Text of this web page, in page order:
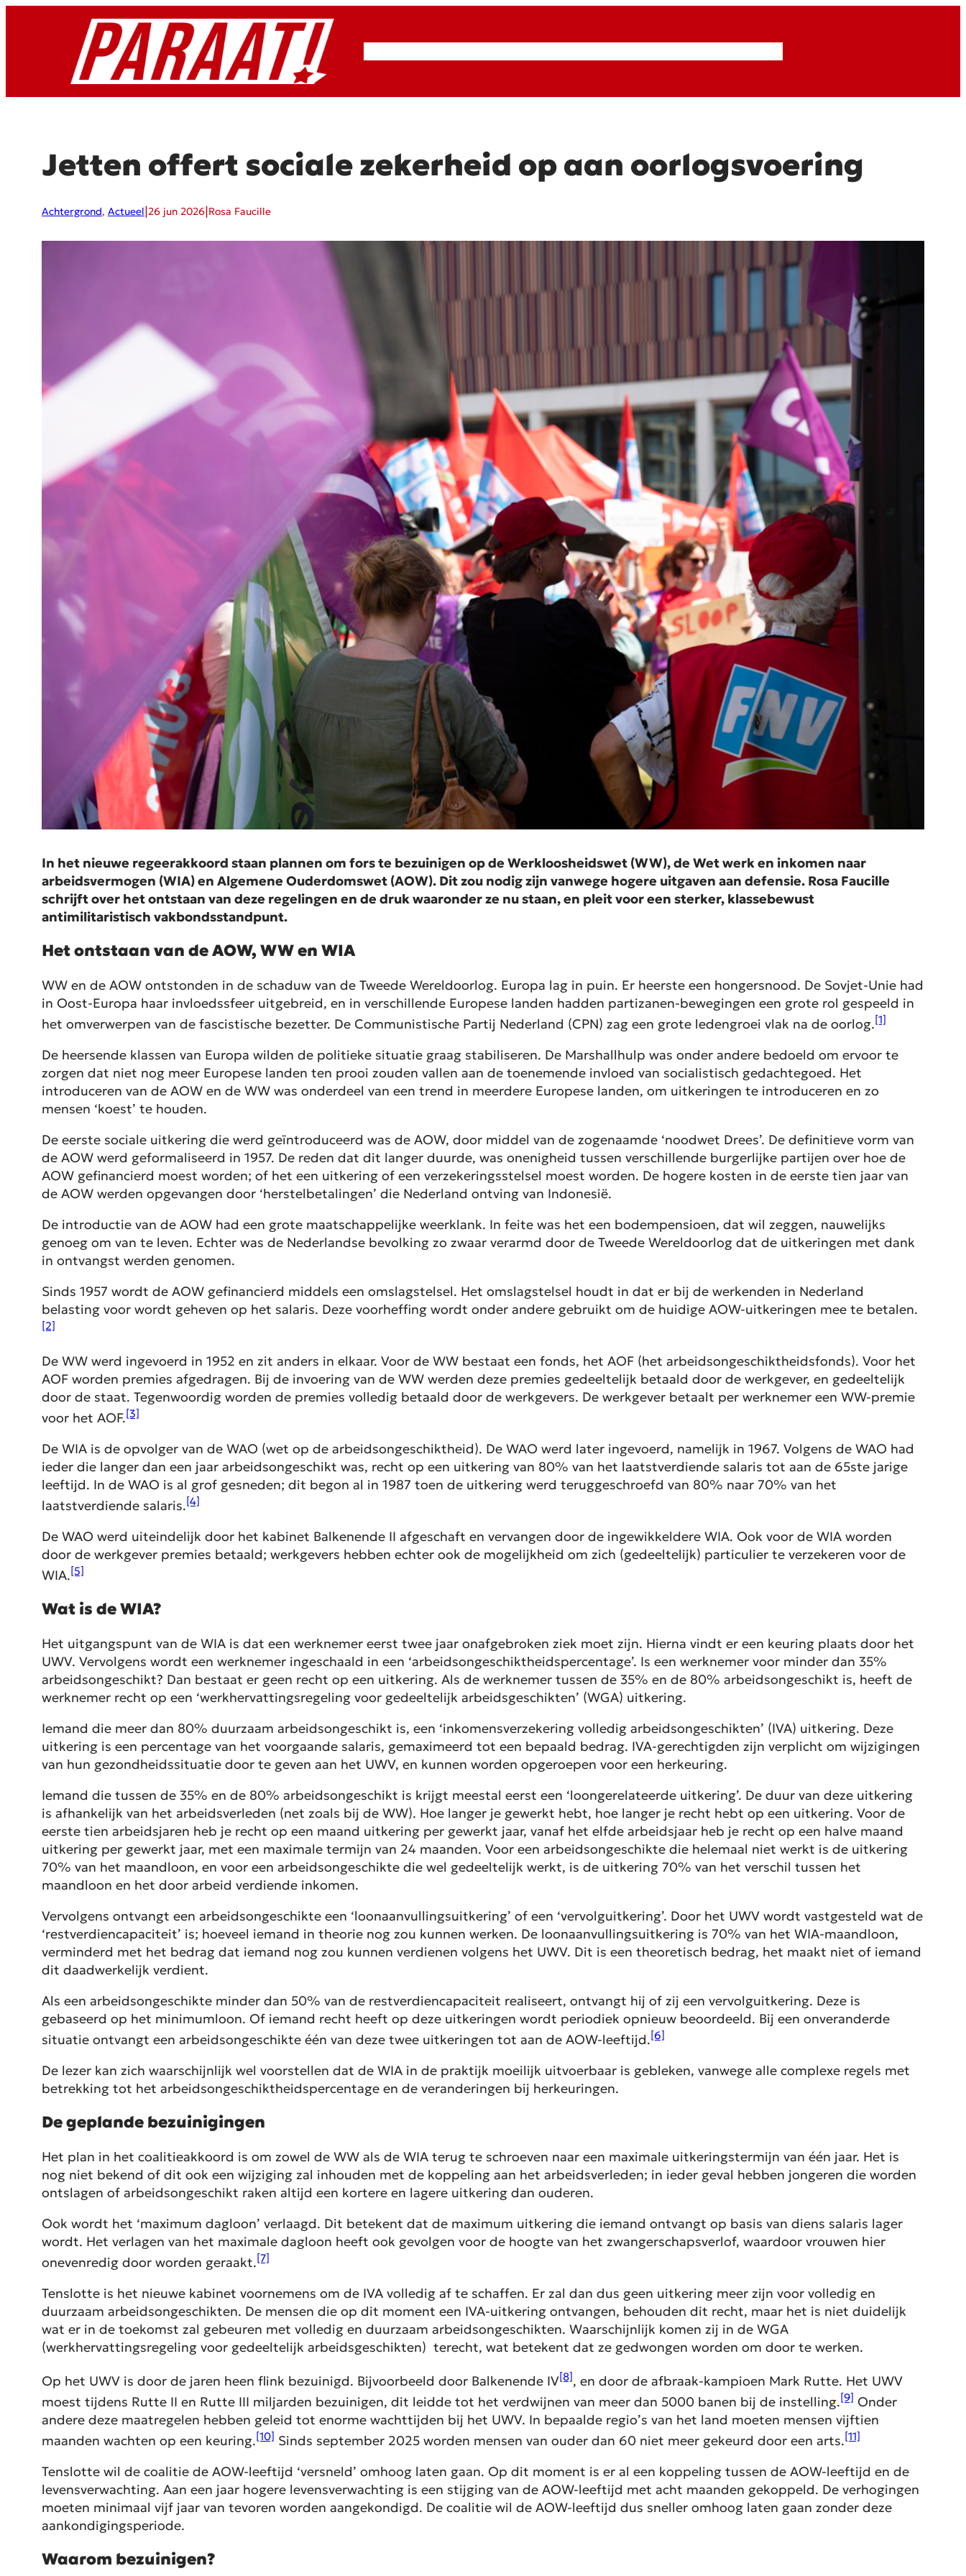
Jetten offert sociale zekerheid op aan oorlogsvoering
Achtergrond, Actueel|26 jun 2026|Rosa Faucille
In het nieuwe regeerakkoord staan plannen om fors te bezuinigen op de Werkloosheidswet (WW), de Wet werk en inkomen naar
arbeidsvermogen (WIA) en Algemene Ouderdomswet (AOW). Dit zou nodig zijn vanwege hogere uitgaven aan defensie. Rosa Faucille
schrijft over het ontstaan van deze regelingen en de druk waaronder ze nu staan, en pleit voor een sterker, klassebewust
antimilitaristisch vakbondsstandpunt.
Het ontstaan van de AOW, WW en WIA
WW en de AOW ontstonden in de schaduw van de Tweede Wereldoorlog. Europa lag in puin. Er heerste een hongersnood. De Sovjet-Unie had
in Oost-Europa haar invloedssfeer uitgebreid, en in verschillende Europese landen hadden partizanen-bewegingen een grote rol gespeeld in
het omverwerpen van de fascistische bezetter. De Communistische Partij Nederland (CPN) zag een grote ledengroei vlak na de oorlog.[1]
De heersende klassen van Europa wilden de politieke situatie graag stabiliseren. De Marshallhulp was onder andere bedoeld om ervoor te
zorgen dat niet nog meer Europese landen ten prooi zouden vallen aan de toenemende invloed van socialistisch gedachtegoed. Het
introduceren van de AOW en de WW was onderdeel van een trend in meerdere Europese landen, om uitkeringen te introduceren en zo
mensen ‘koest’ te houden.
De eerste sociale uitkering die werd geïntroduceerd was de AOW, door middel van de zogenaamde ‘noodwet Drees’. De definitieve vorm van
de AOW werd geformaliseerd in 1957. De reden dat dit langer duurde, was onenigheid tussen verschillende burgerlijke partijen over hoe de
AOW gefinancierd moest worden; of het een uitkering of een verzekeringsstelsel moest worden. De hogere kosten in de eerste tien jaar van
de AOW werden opgevangen door ‘herstelbetalingen’ die Nederland ontving van Indonesië.
De introductie van de AOW had een grote maatschappelijke weerklank. In feite was het een bodempensioen, dat wil zeggen, nauwelijks
genoeg om van te leven. Echter was de Nederlandse bevolking zo zwaar verarmd door de Tweede Wereldoorlog dat de uitkeringen met dank
in ontvangst werden genomen.
Sinds 1957 wordt de AOW gefinancierd middels een omslagstelsel. Het omslagstelsel houdt in dat er bij de werkenden in Nederland
belasting voor wordt geheven op het salaris. Deze voorheffing wordt onder andere gebruikt om de huidige AOW-uitkeringen mee te betalen.
[2]
De WW werd ingevoerd in 1952 en zit anders in elkaar. Voor de WW bestaat een fonds, het AOF (het arbeidsongeschiktheidsfonds). Voor het
AOF worden premies afgedragen. Bij de invoering van de WW werden deze premies gedeeltelijk betaald door de werkgever, en gedeeltelijk
door de staat. Tegenwoordig worden de premies volledig betaald door de werkgevers. De werkgever betaalt per werknemer een WW-premie
voor het AOF.[3]
De WIA is de opvolger van de WAO (wet op de arbeidsongeschiktheid). De WAO werd later ingevoerd, namelijk in 1967. Volgens de WAO had
ieder die langer dan een jaar arbeidsongeschikt was, recht op een uitkering van 80% van het laatstverdiende salaris tot aan de 65ste jarige
leeftijd. In de WAO is al grof gesneden; dit begon al in 1987 toen de uitkering werd teruggeschroefd van 80% naar 70% van het
laatstverdiende salaris.[4]
De WAO werd uiteindelijk door het kabinet Balkenende II afgeschaft en vervangen door de ingewikkeldere WIA. Ook voor de WIA worden
door de werkgever premies betaald; werkgevers hebben echter ook de mogelijkheid om zich (gedeeltelijk) particulier te verzekeren voor de
WIA.[5]
Wat is de WIA?
Het uitgangspunt van de WIA is dat een werknemer eerst twee jaar onafgebroken ziek moet zijn. Hierna vindt er een keuring plaats door het
UWV. Vervolgens wordt een werknemer ingeschaald in een ‘arbeidsongeschiktheidspercentage’. Is een werknemer voor minder dan 35%
arbeidsongeschikt? Dan bestaat er geen recht op een uitkering. Als de werknemer tussen de 35% en de 80% arbeidsongeschikt is, heeft de
werknemer recht op een ‘werkhervattingsregeling voor gedeeltelijk arbeidsgeschikten’ (WGA) uitkering.
Iemand die meer dan 80% duurzaam arbeidsongeschikt is, een ‘inkomensverzekering volledig arbeidsongeschikten’ (IVA) uitkering. Deze
uitkering is een percentage van het voorgaande salaris, gemaximeerd tot een bepaald bedrag. IVA-gerechtigden zijn verplicht om wijzigingen
van hun gezondheidssituatie door te geven aan het UWV, en kunnen worden opgeroepen voor een herkeuring.
Iemand die tussen de 35% en de 80% arbeidsongeschikt is krijgt meestal eerst een ‘loongerelateerde uitkering’. De duur van deze uitkering
is afhankelijk van het arbeidsverleden (net zoals bij de WW). Hoe langer je gewerkt hebt, hoe langer je recht hebt op een uitkering. Voor de
eerste tien arbeidsjaren heb je recht op een maand uitkering per gewerkt jaar, vanaf het elfde arbeidsjaar heb je recht op een halve maand
uitkering per gewerkt jaar, met een maximale termijn van 24 maanden. Voor een arbeidsongeschikte die helemaal niet werkt is de uitkering
70% van het maandloon, en voor een arbeidsongeschikte die wel gedeeltelijk werkt, is de uitkering 70% van het verschil tussen het
maandloon en het door arbeid verdiende inkomen.
Vervolgens ontvangt een arbeidsongeschikte een ‘loonaanvullingsuitkering’ of een ‘vervolguitkering’. Door het UWV wordt vastgesteld wat de
‘restverdiencapaciteit’ is; hoeveel iemand in theorie nog zou kunnen werken. De loonaanvullingsuitkering is 70% van het WIA-maandloon,
verminderd met het bedrag dat iemand nog zou kunnen verdienen volgens het UWV. Dit is een theoretisch bedrag, het maakt niet of iemand
dit daadwerkelijk verdient.
Als een arbeidsongeschikte minder dan 50% van de restverdiencapaciteit realiseert, ontvangt hij of zij een vervolguitkering. Deze is
gebaseerd op het minimumloon. Of iemand recht heeft op deze uitkeringen wordt periodiek opnieuw beoordeeld. Bij een onveranderde
situatie ontvangt een arbeidsongeschikte één van deze twee uitkeringen tot aan de AOW-leeftijd.[6]
De lezer kan zich waarschijnlijk wel voorstellen dat de WIA in de praktijk moeilijk uitvoerbaar is gebleken, vanwege alle complexe regels met
betrekking tot het arbeidsongeschiktheidspercentage en de veranderingen bij herkeuringen.
De geplande bezuinigingen
Het plan in het coalitieakkoord is om zowel de WW als de WIA terug te schroeven naar een maximale uitkeringstermijn van één jaar. Het is
nog niet bekend of dit ook een wijziging zal inhouden met de koppeling aan het arbeidsverleden; in ieder geval hebben jongeren die worden
ontslagen of arbeidsongeschikt raken altijd een kortere en lagere uitkering dan ouderen.
Ook wordt het ‘maximum dagloon’ verlaagd. Dit betekent dat de maximum uitkering die iemand ontvangt op basis van diens salaris lager
wordt. Het verlagen van het maximale dagloon heeft ook gevolgen voor de hoogte van het zwangerschapsverlof, waardoor vrouwen hier
onevenredig door worden geraakt.[7]
Tenslotte is het nieuwe kabinet voornemens om de IVA volledig af te schaffen. Er zal dan dus geen uitkering meer zijn voor volledig en
duurzaam arbeidsongeschikten. De mensen die op dit moment een IVA-uitkering ontvangen, behouden dit recht, maar het is niet duidelijk
wat er in de toekomst zal gebeuren met volledig en duurzaam arbeidsongeschikten. Waarschijnlijk komen zij in de WGA
(werkhervattingsregeling voor gedeeltelijk arbeidsgeschikten) terecht, wat betekent dat ze gedwongen worden om door te werken.
Op het UWV is door de jaren heen flink bezuinigd. Bijvoorbeeld door Balkenende IV[8], en door de afbraak-kampioen Mark Rutte. Het UWV
moest tijdens Rutte II en Rutte III miljarden bezuinigen, dit leidde tot het verdwijnen van meer dan 5000 banen bij de instelling.[9] Onder
andere deze maatregelen hebben geleid tot enorme wachttijden bij het UWV. In bepaalde regio’s van het land moeten mensen vijftien
maanden wachten op een keuring.[10] Sinds september 2025 worden mensen van ouder dan 60 niet meer gekeurd door een arts.[11]
Tenslotte wil de coalitie de AOW-leeftijd ‘versneld’ omhoog laten gaan. Op dit moment is er al een koppeling tussen de AOW-leeftijd en de
levensverwachting. Aan een jaar hogere levensverwachting is een stijging van de AOW-leeftijd met acht maanden gekoppeld. De verhogingen
moeten minimaal vijf jaar van tevoren worden aangekondigd. De coalitie wil de AOW-leeftijd dus sneller omhoog laten gaan zonder deze
aankondigingsperiode.
Waarom bezuinigen?